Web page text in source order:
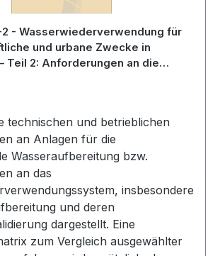
2 - Wasserwiederverwendung für
und urbane Zwecke in
Teil 2: Anforderungen an die
technischen und betrieblichen
an Anlagen für die
Wasseraufbereitung bzw.
an das
insbesondere
und deren
dargestellt. Eine
zum Vergleich ausgewählter